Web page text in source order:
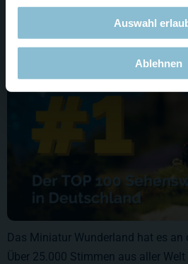
Auswahl
Ablehnen
August
Das Miniatur Wunderland hat es an
Über 25.000 Stimmen aus aller